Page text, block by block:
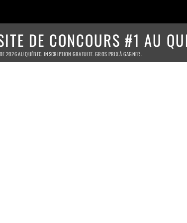
DE CONCOURS #1 AU
2026 AU QUÉBEC. INSCRIPTION GRATUITE. GROS PRIX À GAGNER.